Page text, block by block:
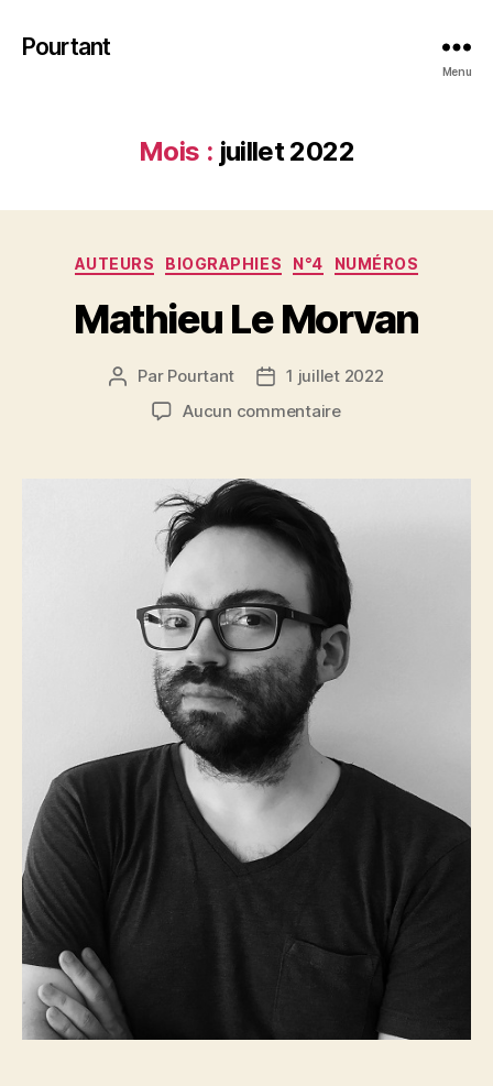
Pourtant
Menu
Mois : juillet 2022
Catégories
AUTEURS BIOGRAPHIES N°4 NUMÉROS
Mathieu Le Morvan
Auteur
l’article
Par Pourtant
Date1 juillet 2022
Aucun commentairesur
Morvan